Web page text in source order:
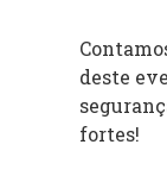
deste
fortes!